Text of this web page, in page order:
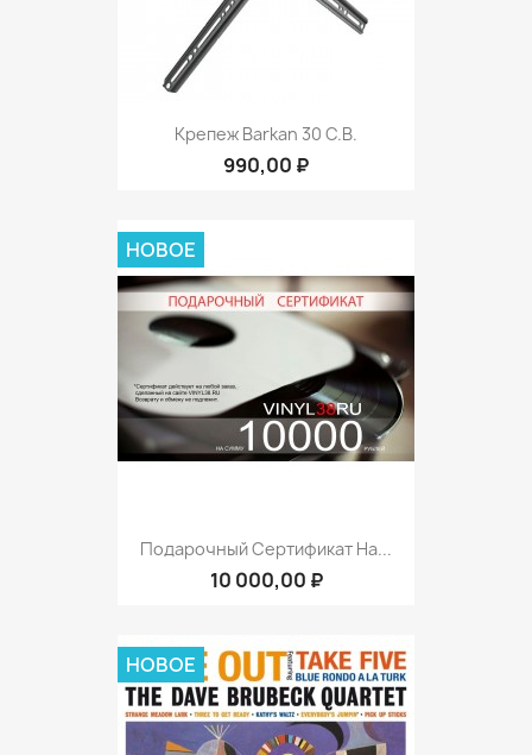
Крепеж Barkan 30 C.B.
990,00 ₽
Подарочный Сертификат На...
10 000,00 ₽
НОВОЕ
НОВОЕ